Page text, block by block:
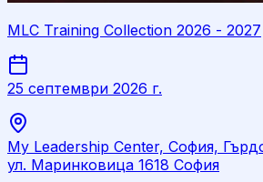
MLC Training Collection 2026 - 2027
25 септември 2026 г.
My Leadership Center, София,
ул. Маринковица 1618 София